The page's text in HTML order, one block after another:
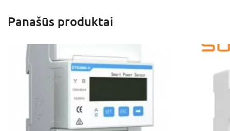
Panašūs produktai